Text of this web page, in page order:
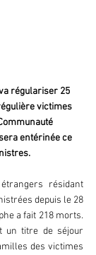
régulariser 25
victimes
entérinée ce
résidant
depuis le 28
a fait 218 morts.
un titre de séjour
des victimes